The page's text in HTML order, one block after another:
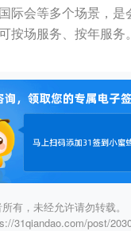
际会等多个场景，是
按场服务、按年服务。
有，未经允许请勿转载。
31qiandao.com/post/